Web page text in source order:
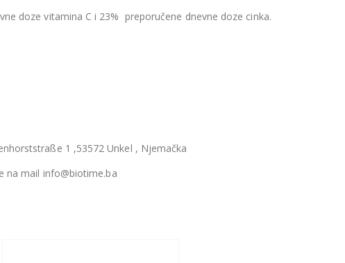
doze vitamina C i 23% preporučene dnevne doze cinka.
1 ,53572 Unkel , Njemačka
na mail info@biotime.ba